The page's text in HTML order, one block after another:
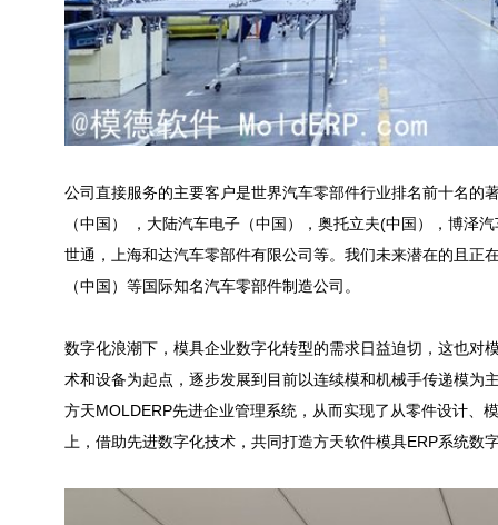
公司直接服务的主要客户是世界汽车零部件行业排名前十名的
（中国） ，大陆汽车电子（中国），奥托立夫(中国），博泽
世通，上海和达汽车零部件有限公司等。我们未来潜在的且
（中国）等国际知名汽车零部件制造公司。
数字化浪潮下，模具企业数字化转型的需求日益迫切，这也
术和设备为起点，逐步发展到目前以连续模和机械手传递模为
方天MOLDERP先进企业管理系统，从而实现了从零件设计、
上，借助先进数字化技术，共同打造方天软件模具ERP系统数